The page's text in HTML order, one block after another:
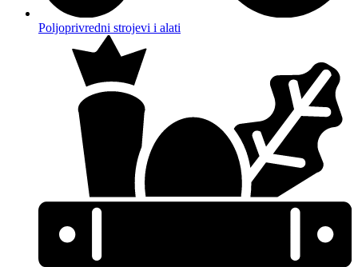
Poljoprivredni strojevi i alati